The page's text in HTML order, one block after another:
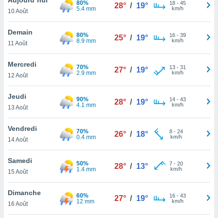
et
»,
au
vous
qu'ils
ou
le
ainsi
un
la
du
10 Août
80%
5.4 mm
28° / 19° 18- 45
km/h
Demain
11 Août
80%
8.9 mm
25° / 19° 16- 39
km/h
Mercredi
12 Août
70%
2.9 mm
27° / 19° 13- 31
km/h
Jeudi
13 Août
90%
4.1 mm
28° / 19° 14- 43
km/h
Vendredi
14 Août
70%
0.4 mm
26° / 18° 8- 24
km/h
Samedi
15 Août
50%
1.4 mm
28° / 13° 7- 20
km/h
Dimanche
16 Août
60%
12 mm
27° / 19° 16- 43
km/h